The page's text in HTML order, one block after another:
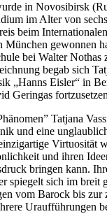
in Novosibirsk
im Alter von
beim
gewonnen
bei Walter Nothas
begab sich
„Hanns Eisler“ in
Geringas
Tatjana
und eine
Virtuosität
und ihren
bringen kann.
spiegelt sich im breit
vom Barock bis zur
Uraufführungen